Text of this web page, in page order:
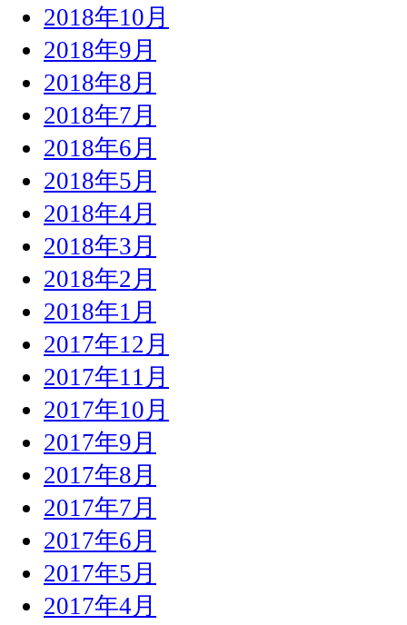
2018年10月
2018年9月
2018年8月
2018年7月
2018年6月
2018年5月
2018年4月
2018年3月
2018年2月
2018年1月
2017年12月
2017年11月
2017年10月
2017年9月
2017年8月
2017年7月
2017年6月
2017年5月
2017年4月